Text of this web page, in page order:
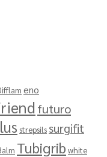
eno
futuro
strepsils surgifit
Tubigrib white